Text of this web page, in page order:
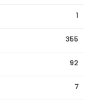
1
355
92
7